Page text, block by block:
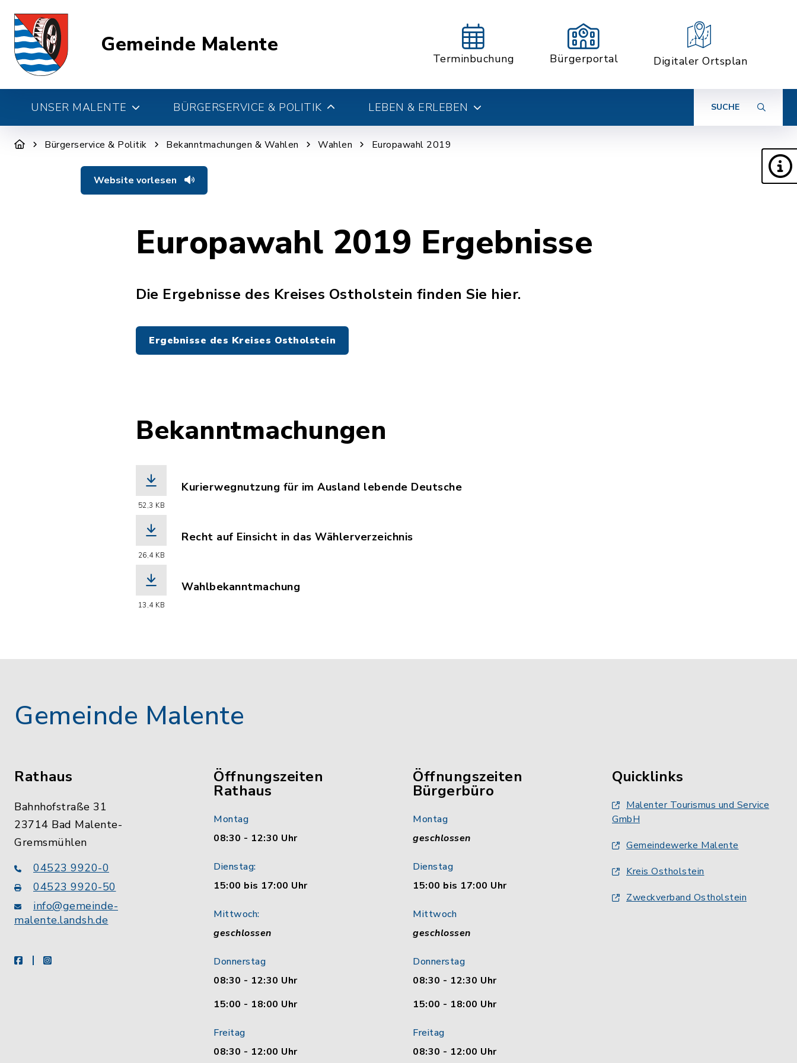
Gemeinde Malente
Terminbuchung Bürgerportal Digitaler Ortsplan
UNSER MALENTE BÜRGERSERVICE & POLITIK LEBEN & ERLEBEN SUCHE
Bürgerservice & Politik Bekanntmachungen & Wahlen Wahlen Europawahl 2019
Website vorlesen
Europawahl 2019 Ergebnisse
Die Ergebnisse des Kreises Ostholstein finden Sie hier.
Ergebnisse des Kreises Ostholstein
Bekanntmachungen
52,3 KB
Kurierwegnutzung für im Ausland lebende Deutsche
26,4 KB
Recht auf Einsicht in das Wählerverzeichnis
13,4 KB
Wahlbekanntmachung
Gemeinde Malente
Rathaus
Bahnhofstraße 31
23714 Bad Malente-
Gremsmühlen
04523 9920-0
04523 9920-50
info@gemeinde-
malente.landsh.de
facebookinstagram
Öffnungszeiten
Rathaus
Montag
08:30 - 12:30 Uhr
Dienstag:
15:00 bis 17:00 Uhr
Mittwoch:
geschlossen
Donnerstag
08:30 - 12:30 Uhr
15:00 - 18:00 Uhr
Freitag
08:30 - 12:00 Uhr
Öffnungszeiten
Bürgerbüro
Montag
geschlossen
Dienstag
15:00 bis 17:00 Uhr
Mittwoch
geschlossen
Donnerstag
08:30 - 12:30 Uhr
15:00 - 18:00 Uhr
Freitag
08:30 - 12:00 Uhr
Quicklinks
Malenter Tourismus und Service
GmbH
Gemeindewerke Malente
Kreis Ostholstein
Zweckverband Ostholstein